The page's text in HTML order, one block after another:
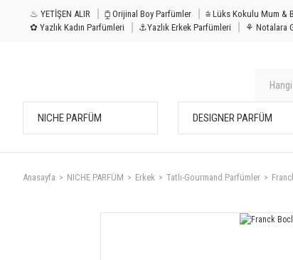
♨ YETİŞEN ALIR ⧮ Orijinal Boy Parfümler
✿ Yazlık Kadın Parfümleri
⚓Yazlık Erkek Parfümleri ⚘ Notalara
NICHE PARFÜM DESIGNER PARFÜM
Anasayfa NICHE PARFÜM Erkek Tatlı-Gourmand Parfümler